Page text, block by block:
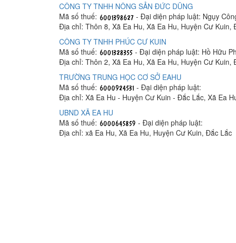
CÔNG TY TNHH NÔNG SẢN ĐỨC DŨNG
Mã số thuế:
- Đại diện pháp luật: Ngụy
Địa chỉ: Thôn 8, Xã Ea Hu, Xã Ea Hu, Huyện Cư Kuin,
CÔNG TY TNHH PHÚC CƯ KUIN
Mã số thuế:
- Đại diện pháp luật: Hồ Hữu
Địa chỉ: Thôn 2, Xã Ea Hu, Xã Ea Hu, Huyện Cư Kuin,
TRƯỜNG TRUNG HỌC CƠ SỞ EAHU
Mã số thuế:
- Đại diện pháp luật:
Địa chỉ: Xã Ea Hu - Huyện Cư Kuin - Đắc Lắc, Xã Ea
UBND XÃ EA HU
Mã số thuế:
- Đại diện pháp luật:
Địa chỉ: xã Ea Hu, Xã Ea Hu, Huyện Cư Kuin, Đắc Lắc